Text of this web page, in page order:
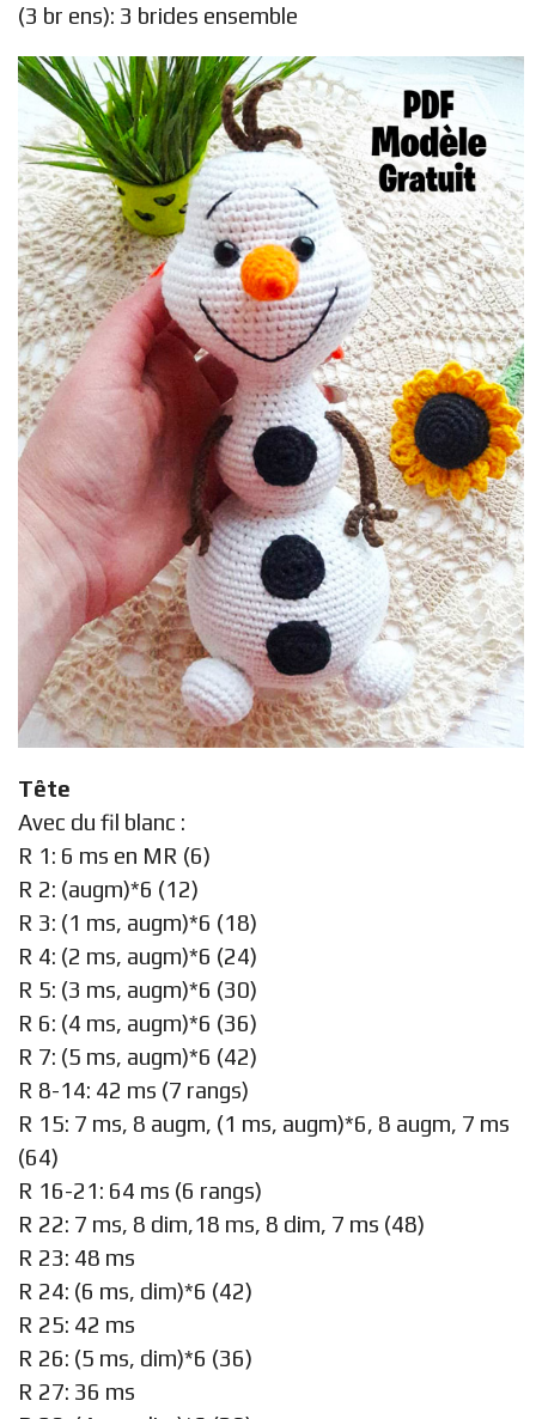
(3 br ens): 3 brides ensemble
Tête
Avec du fil blanc :
R 1: 6 ms en MR (6)
R 2: (augm)*6 (12)
R 3: (1 ms, augm)*6 (18)
R 4: (2 ms, augm)*6 (24)
R 5: (3 ms, augm)*6 (30)
R 6: (4 ms, augm)*6 (36)
R 7: (5 ms, augm)*6 (42)
R 8-14: 42 ms (7 rangs)
R 15: 7 ms, 8 augm, (1 ms, augm)*6, 8 augm, 7 ms
(64)
R 16-21: 64 ms (6 rangs)
R 22: 7 ms, 8 dim,18 ms, 8 dim, 7 ms (48)
R 23: 48 ms
R 24: (6 ms, dim)*6 (42)
R 25: 42 ms
R 26: (5 ms, dim)*6 (36)
R 27: 36 ms